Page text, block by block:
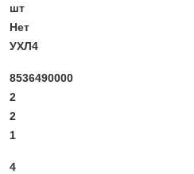
шт
Нет
УХЛ4
8536490000
2
2
1
4